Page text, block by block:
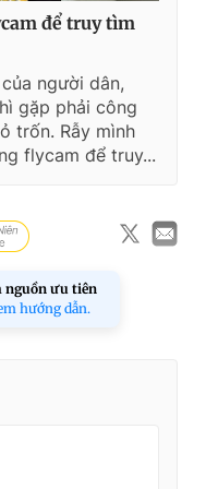
để truy tìm
người dân,
gặp phải công
trốn. Rẫy mình
flycam để truy...
nguồn ưu tiên
hướng dẫn.